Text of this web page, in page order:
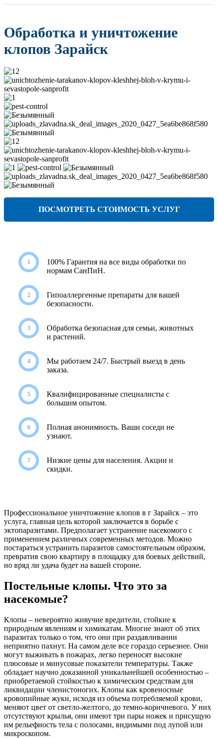
Обработка и уничтожение
клопов Зарайск
ПОСМОТРЕТЬ СТОИМОСТЬ УСЛУГ
100% Гарантия на все виды обработки по
нормам СанПиН.
Гипоаллергенные препараты для вашей
безопасности.
Обработка безопасная для семьи, животных
и растений.
Мы работаем 24/7. Быстрый выезд в день
заказа.
Квалифицированные специалисты с
большим опытом.
Полная анонимность. Ваши соседи не
узнают.
Низкие цены для населения. Акции и
скидки.
Профессиональное уничтожение клопов в г Зарайск – это
услуга, главная цель которой заключается в борьбе с
эктопаразитами. Предполагает устранение насекомого с
применением различных современных методов. Можно
постараться устранить паразитов самостоятельным образом,
превратив свою квартиру в площадку для боевых действий,
но вряд ли удача будет на вашей стороне.
Постельные клопы. Что это за
насекомые?
Клопы – невероятно живучие вредители, стойкие к
природным явлениям и химикатам. Многие знают об этих
паразитах только о том, что они при раздавливании
неприятно пахнут. На самом деле все гораздо серьезнее. Они
могут выживать в пожарах, легко переносят высокие
плюсовые и минусовые показатели температуры. Также
обладает научно доказанной уникальнейшей особенностью –
приобретаемой стойкостью к химическим средствам для
ликвидации членистоногих. Клопы как кровеносные
кровопийные жуки, исходя из объема потребляемой крови,
меняют цвет от светло-желтого, до темно-коричневого. У них
отсутствуют крылья, они имеют три пары ножек и присущую
им рельефность тела с полосами, видимыми под лупой или
микроскопом.